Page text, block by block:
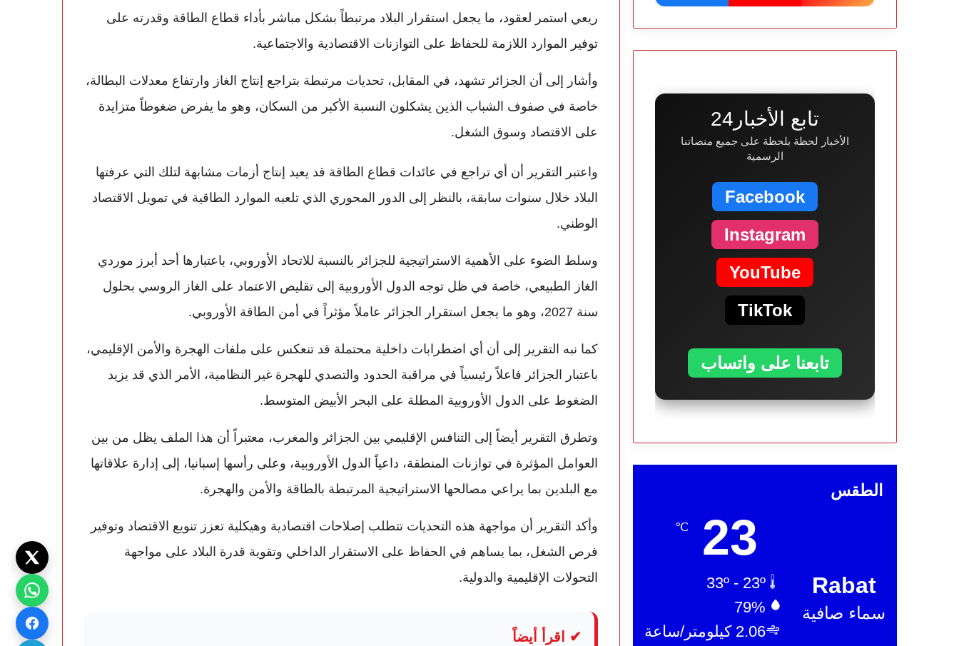
ريعي استمر لعقود، ما يجعل استقرار البلاد مرتبطاً بشكل مباشر بأداء قطاع الطاقة وقدرته على
توفير الموارد اللازمة للحفاظ على التوازنات الاقتصادية والاجتماعية.
وأشار إلى أن الجزائر تشهد، في المقابل، تحديات مرتبطة بتراجع إنتاج الغاز وارتفاع معدلات البطالة،
خاصة في صفوف الشباب الذين يشكلون النسبة الأكبر من السكان، وهو ما يفرض ضغوطاً متزايدة
على الاقتصاد وسوق الشغل.
واعتبر التقرير أن أي تراجع في عائدات قطاع الطاقة قد يعيد إنتاج أزمات مشابهة لتلك التي عرفتها
البلاد خلال سنوات سابقة، بالنظر إلى الدور المحوري الذي تلعبه الموارد الطاقية في تمويل الاقتصاد
الوطني.
وسلط الضوء على الأهمية الاستراتيجية للجزائر بالنسبة للاتحاد الأوروبي، باعتبارها أحد أبرز موردي
الغاز الطبيعي، خاصة في ظل توجه الدول الأوروبية إلى تقليص الاعتماد على الغاز الروسي بحلول
سنة 2027، وهو ما يجعل استقرار الجزائر عاملاً مؤثراً في أمن الطاقة الأوروبي.
كما نبه التقرير إلى أن أي اضطرابات داخلية محتملة قد تنعكس على ملفات الهجرة والأمن الإقليمي،
باعتبار الجزائر فاعلاً رئيسياً في مراقبة الحدود والتصدي للهجرة غير النظامية، الأمر الذي قد يزيد
الضغوط على الدول الأوروبية المطلة على البحر الأبيض المتوسط.
وتطرق التقرير أيضاً إلى التنافس الإقليمي بين الجزائر والمغرب، معتبراً أن هذا الملف يظل من بين
العوامل المؤثرة في توازنات المنطقة، داعياً الدول الأوروبية، وعلى رأسها إسبانيا، إلى إدارة علاقاتها
مع البلدين بما يراعي مصالحها الاستراتيجية المرتبطة بالطاقة والأمن والهجرة.
وأكد التقرير أن مواجهة هذه التحديات تتطلب إصلاحات اقتصادية وهيكلية تعزز تنويع الاقتصاد وتوفير
فرص الشغل، بما يساهم في الحفاظ على الاستقرار الداخلي وتقوية قدرة البلاد على مواجهة
التحولات الإقليمية والدولية.
✔ اقرأ أيضاً
تابع الأخبار24
الأخبار لحظة بلحظة على جميع منصاتنا
الرسمية
Facebook
Instagram
YouTube
TikTok
تابعنا على واتساب
الطقس
Rabat
سماء صافية
23
℃
79%
2.06 كيلومتر/ساعة